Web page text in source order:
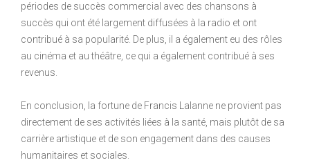
périodes de succès commercial avec des chansons à
succès qui ont été largement diffusées à la radio et ont
contribué à sa popularité. De plus, il a également eu des rôles
au cinéma et au théâtre, ce qui a également contribué à ses
revenus.
En conclusion, la fortune de Francis Lalanne ne provient pas
directement de ses activités liées à la santé, mais plutôt de sa
carrière artistique et de son engagement dans des causes
humanitaires et sociales.